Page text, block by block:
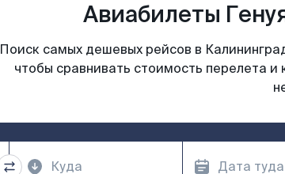
Авиабилеты
Поиск самых дешевых рейсов в
чтобы сравнивать стоимость перелета и